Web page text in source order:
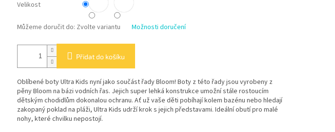
Velikost
Můžeme doručit do: Zvolte variantu Možnosti doručení
Přidat do košíku
Oblíbené boty Ultra Kids nyní jako součást řady Bloom! Boty z této řady jsou vyrobeny z
pěny Bloom na bázi vodních řas. Jejich super lehká konstrukce umožní stále rostoucím
dětským chodidlům dokonalou ochranu. Ať už vaše děti pobíhají kolem bazénu nebo hledají
zakopaný poklad na pláži, Ultra Kids udrží krok s jejich představami. Ideální obutí pro malé
nohy, které chvilku nepostojí.